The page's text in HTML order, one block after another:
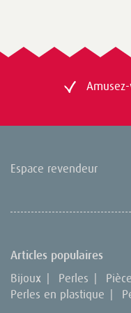
Espace revendeur
Articles populaires
Bijoux Perles
Perles en plastique